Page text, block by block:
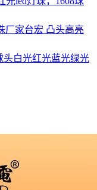
厂家台宏 凸头高亮
头白光红光蓝光绿光